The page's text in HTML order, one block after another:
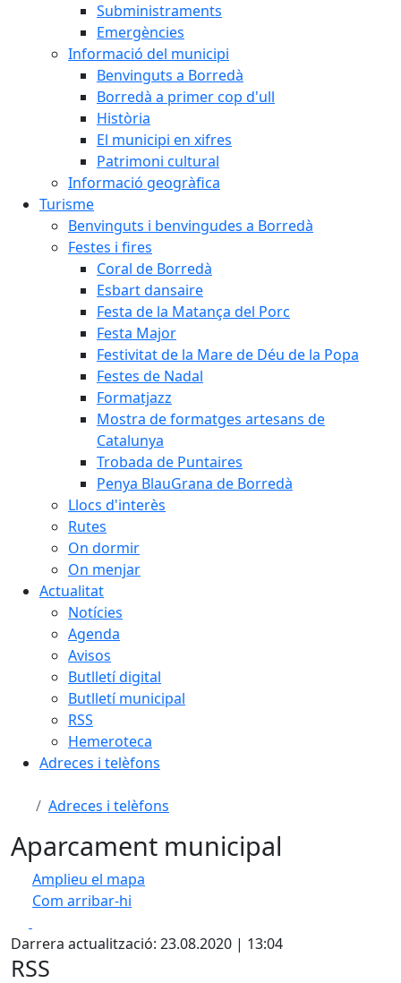
Subministraments
Emergències
Informació del municipi
Benvinguts a Borredà
Borredà a primer cop d'ull
Història
El municipi en xifres
Patrimoni cultural
Informació geogràfica
Turisme
Benvinguts i benvingudes a Borredà
Festes i fires
Coral de Borredà
Esbart dansaire
Festa de la Matança del Porc
Festa Major
Festivitat de la Mare de Déu de la Popa
Festes de Nadal
Formatjazz
Mostra de formatges artesans de
Catalunya
Trobada de Puntaires
Penya BlauGrana de Borredà
Llocs d'interès
Rutes
On dormir
On menjar
Actualitat
Notícies
Agenda
Avisos
Butlletí digital
Butlletí municipal
RSS
Hemeroteca
Adreces i telèfons
Adreces i telèfons
Aparcament municipal
Amplieu el mapa
Com arribar-hi
+
−
Darrera actualització: 23.08.2020 | 13:04
RSS